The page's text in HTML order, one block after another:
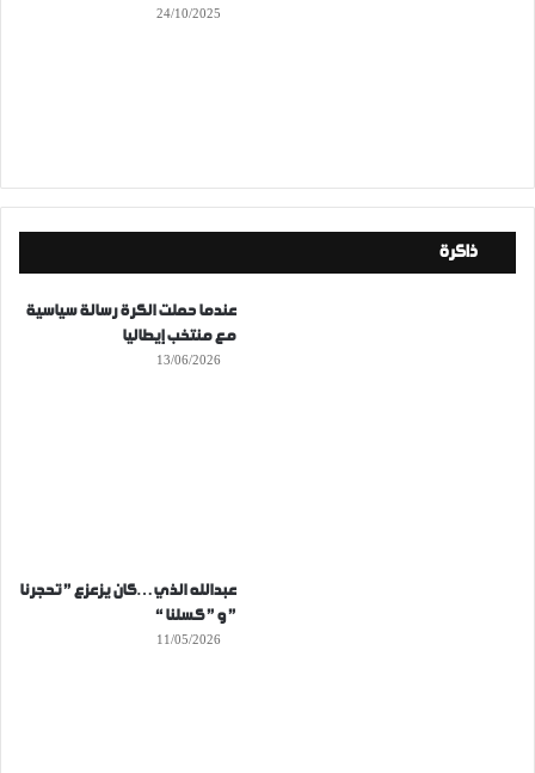
24/10/2025
ذاكرة
عندما حملت الكرة رسالة سياسية
مع منتخب إيطاليا
13/06/2026
عبدالله الذي…كان يزعزع ” تحجرنا
” و ” كسلنا “
11/05/2026